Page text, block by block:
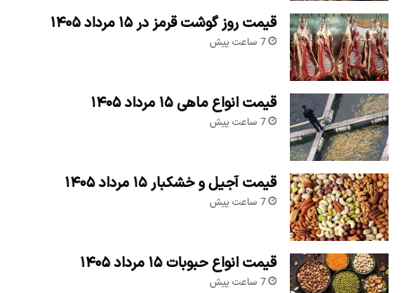
قیمت روز گوشت قرمز در ۱۵ مرداد ۱۴۰۵
7 ساعت پیش
قیمت انواع ماهی ۱۵ مرداد ۱۴۰۵
7 ساعت پیش
قیمت آجیل و خشکبار ۱۵ مرداد ۱۴۰۵
7 ساعت پیش
قیمت انواع حبوبات ۱۵ مرداد ۱۴۰۵
7 ساعت پیش